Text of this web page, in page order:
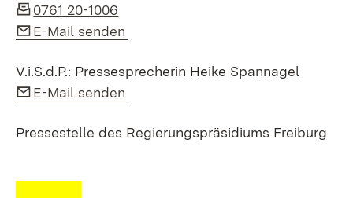
0761 20-1006
Link auf E-Mail:
E-Mail senden
V.i.S.d.P.: Pressesprecherin Heike Spannagel
Link auf E-Mail:
E-Mail senden
Pressestelle des Regierungspräsidiums Freiburg